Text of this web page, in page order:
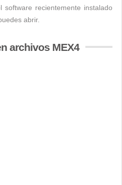
recientemente instalado
abrir.
archivos MEX4